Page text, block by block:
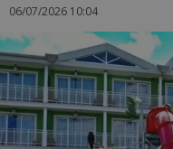
06/07/2026 10:04